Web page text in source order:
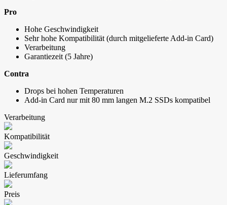
Pro
Hohe Geschwindigkeit
Sehr hohe Kompatibilität (durch mitgelieferte Add-in Card)
Verarbeitung
Garantiezeit (5 Jahre)
Contra
Drops bei hohen Temperaturen
Add-in Card nur mit 80 mm langen M.2 SSDs kompatibel
Verarbeitung
Kompatibilität
Geschwindigkeit
Lieferumfang
Preis